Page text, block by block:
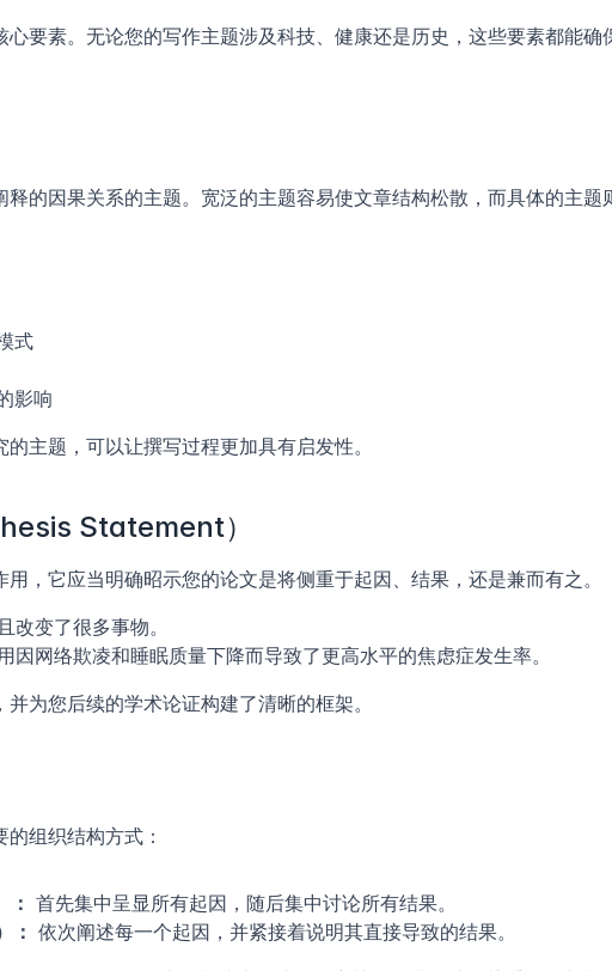
要素。无论您的写作主题涉及科技、健康还是历史，这些要素都能确
的因果关系的主题。宽泛的主题容易使文章结构松散，而具体的主题
式
影响
主题，可以让撰写过程更加具有启发性。
Statement）
，它应当明确昭示您的论文是将侧重于起因、结果，还是兼而有之。
改变了很多事物。
因网络欺凌和睡眠质量下降而导致了更高水平的焦虑症发生率。
为您后续的学术论证构建了清晰的框架。
组织结构方式：
首先集中呈显所有起因，随后集中讨论所有结果。
： 依次阐述每一个起因，并紧接着说明其直接导致的结果。